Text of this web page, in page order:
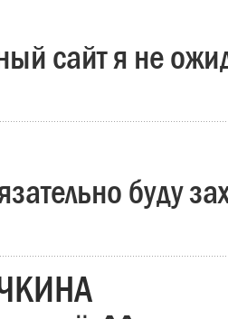
сайт я не
буду